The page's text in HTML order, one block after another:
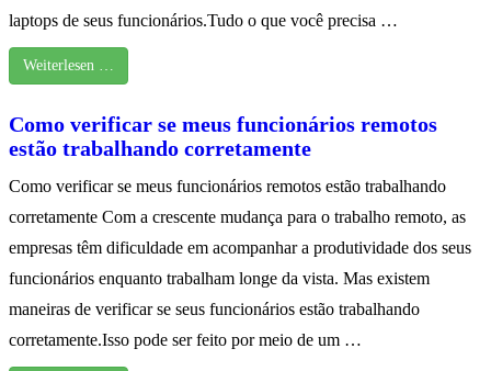
laptops de seus funcionários.Tudo o que você precisa …
Weiterlesen …
Como verificar se meus funcionários remotos
estão trabalhando corretamente
Como verificar se meus funcionários remotos estão trabalhando
corretamente Com a crescente mudança para o trabalho remoto, as
empresas têm dificuldade em acompanhar a produtividade dos seus
funcionários enquanto trabalham longe da vista. Mas existem
maneiras de verificar se seus funcionários estão trabalhando
corretamente.Isso pode ser feito por meio de um …